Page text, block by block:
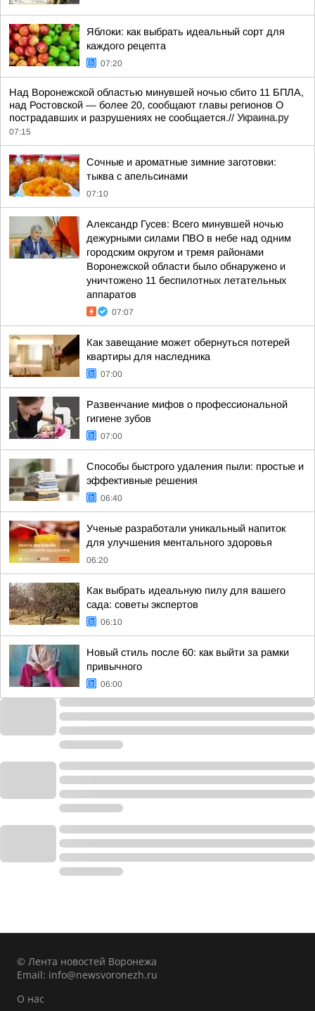
Яблоки: как выбрать идеальный сорт для
каждого рецепта
07:20
Над Воронежской областью минувшей ночью сбито 11 БПЛА,
над Ростовской — более 20, сообщают главы регионов О
пострадавших и разрушениях не сообщается.// Украина.ру
07:15
Сочные и ароматные зимние заготовки:
тыква с апельсинами
07:10
Александр Гусев: Всего минувшей ночью
дежурными силами ПВО в небе над одним
городским округом и тремя районами
Воронежской области было обнаружено и
уничтожено 11 беспилотных летательных
аппаратов
07:07
Как завещание может обернуться потерей
квартиры для наследника
07:00
Развенчание мифов о профессиональной
гигиене зубов
07:00
Способы быстрого удаления пыли: простые и
эффективные решения
06:40
Ученые разработали уникальный напиток
для улучшения ментального здоровья
06:20
Как выбрать идеальную пилу для вашего
сада: советы экспертов
06:10
Новый стиль после 60: как выйти за рамки
привычного
06:00
© Лента новостей Воронежа
Email: info@newsvoronezh.ru
О нас